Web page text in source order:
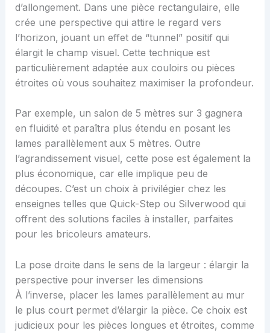
d’allongement. Dans une pièce rectangulaire, elle
crée une perspective qui attire le regard vers
l’horizon, jouant un effet de “tunnel” positif qui
élargit le champ visuel. Cette technique est
particulièrement adaptée aux couloirs ou pièces
étroites où vous souhaitez maximiser la profondeur.
Par exemple, un salon de 5 mètres sur 3 gagnera
en fluidité et paraîtra plus étendu en posant les
lames parallèlement aux 5 mètres. Outre
l’agrandissement visuel, cette pose est également la
plus économique, car elle implique peu de
découpes. C’est un choix à privilégier chez les
enseignes telles que Quick-Step ou Silverwood qui
offrent des solutions faciles à installer, parfaites
pour les bricoleurs amateurs.
La pose droite dans le sens de la largeur : élargir la
perspective pour inverser les dimensions
À l’inverse, placer les lames parallèlement au mur
le plus court permet d’élargir la pièce. Ce choix est
judicieux pour les pièces longues et étroites, comme